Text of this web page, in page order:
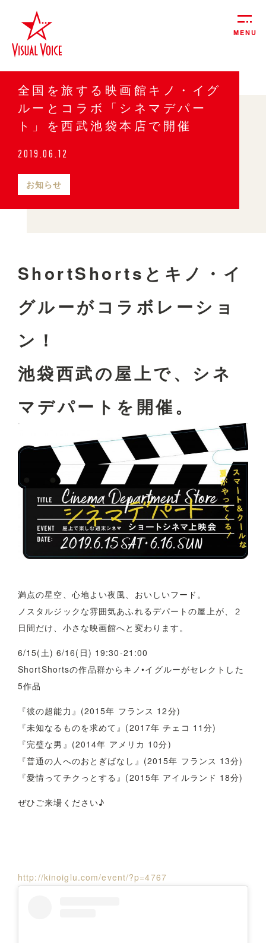
MENU
全国を旅する映画館キノ・イグ
ルーとコラボ「シネマデパー
ト」を西武池袋本店で開催
2019.06.12
お知らせ
ShortShortsとキノ・イ
グルーがコラボレーショ
ン！
池袋西武の屋上で、シネ
マデパートを開催。
満点の星空、心地よい夜風、おいしいフード。
ノスタルジックな雰囲気あふれるデパートの屋上が、２
日間だけ、小さな映画館へと変わります。
6/15(土) 6/16(日) 19:30-21:00
ShortShortsの作品群からキノ•イグルーがセレクトした
5作品
『彼の超能力』(2015年 フランス 12分)
『未知なるものを求めて』(2017年 チェコ 11分)
『完璧な男』(2014年 アメリカ 10分)
『普通の人へのおとぎばなし』(2015年 フランス 13分)
『愛情ってチクっとする』(2015年 アイルランド 18分)
ぜひご来場ください♪
http://kinoiglu.com/event/?p=4767